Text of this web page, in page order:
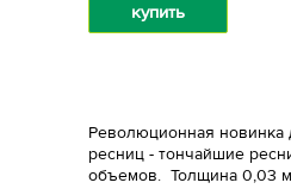
купить
Революционная новинка
ресниц - тончайшие
объемов. Толщина 0,03